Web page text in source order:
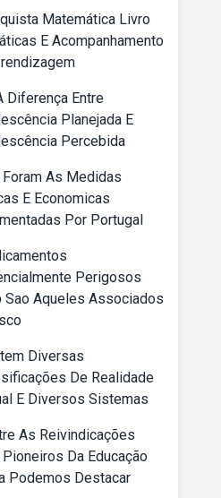
Matemática Livro
E Acompanhamento
Diferença Entre
Planejada E
Percebida
Foram As Medidas
E Economicas
Por Portugal
Perigosos
Sao Aqueles Associados
Diversas
De Realidade
E Diversos Sistemas
As Reivindicações
Da Educação
Podemos Destacar